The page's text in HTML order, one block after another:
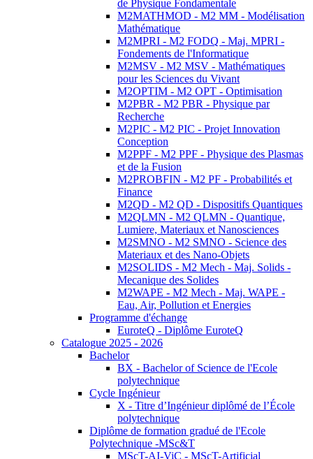
de Physique Fondamentale
M2MATHMOD - M2 MM - Modélisation
Mathématique
M2MPRI - M2 FODQ - Maj. MPRI -
Fondements de l'Informatique
M2MSV - M2 MSV - Mathématiques
pour les Sciences du Vivant
M2OPTIM - M2 OPT - Optimisation
M2PBR - M2 PBR - Physique par
Recherche
M2PIC - M2 PIC - Projet Innovation
Conception
M2PPF - M2 PPF - Physique des Plasmas
et de la Fusion
M2PROBFIN - M2 PF - Probabilités et
Finance
M2QD - M2 QD - Dispositifs Quantiques
M2QLMN - M2 QLMN - Quantique,
Lumiere, Materiaux et Nanosciences
M2SMNO - M2 SMNO - Science des
Materiaux et des Nano-Objets
M2SOLIDS - M2 Mech - Maj. Solids -
Mecanique des Solides
M2WAPE - M2 Mech - Maj. WAPE -
Eau, Air, Pollution et Energies
Programme d'échange
EuroteQ - Diplôme EuroteQ
Catalogue 2025 - 2026
Bachelor
BX - Bachelor of Science de l'Ecole
polytechnique
Cycle Ingénieur
X - Titre d’Ingénieur diplômé de l’École
polytechnique
Diplôme de formation gradué de l'Ecole
Polytechnique -MSc&T
MScT-AI-ViC - MScT-Artificial